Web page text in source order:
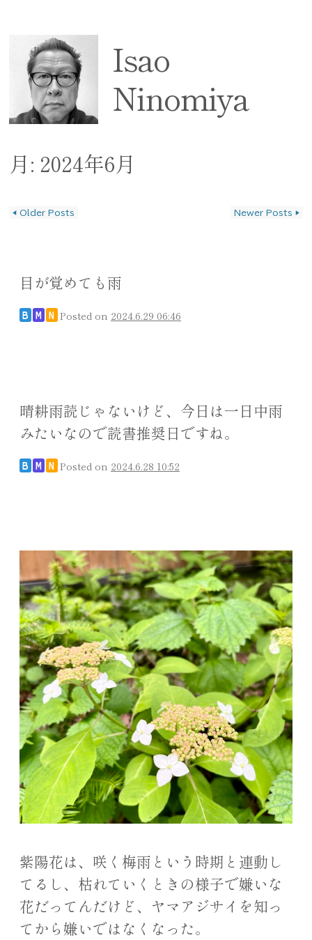
Isao
Ninomiya
月: 2024年6月
◀ Older Posts Newer Posts ▶
目が覚めても雨
B M N Posted on 2024.6.29 06:46
晴耕雨読じゃないけど、今日は一日中雨
みたいなので読書推奨日ですね。
B M N Posted on 2024.6.28 10:52
紫陽花は、咲く梅雨という時期と連動し
てるし、枯れていくときの様子で嫌いな
花だってんだけど、ヤマアジサイを知っ
てから嫌いではなくなった。